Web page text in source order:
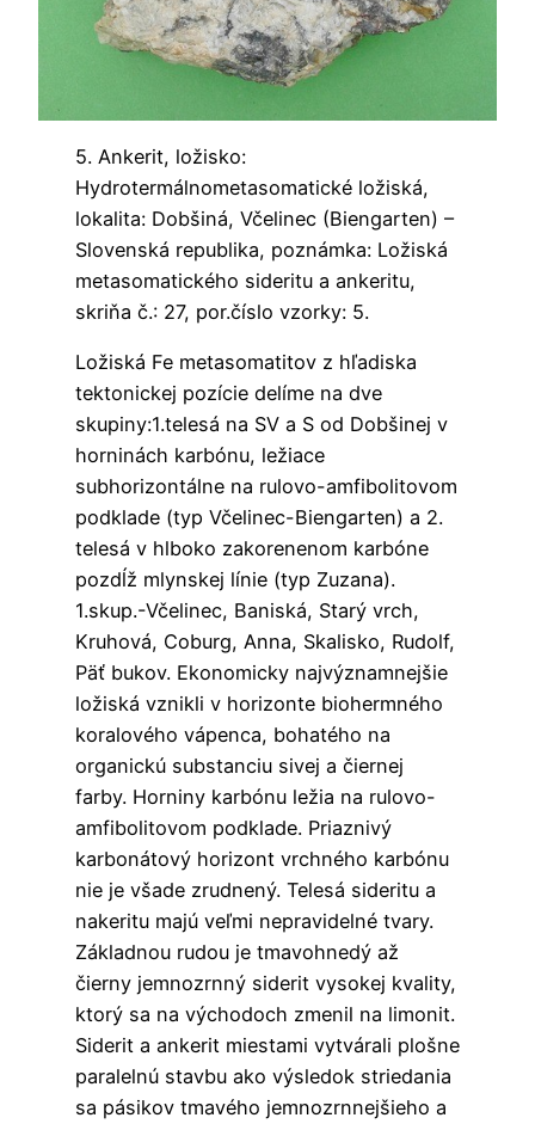
5. Ankerit, ložisko:
Hydrotermálnometasomatické ložiská,
lokalita: Dobšiná, Včelinec (Biengarten) –
Slovenská republika, poznámka: Ložiská
metasomatického sideritu a ankeritu,
skriňa č.: 27, por.číslo vzorky: 5.
Ložiská Fe metasomatitov z hľadiska
tektonickej pozície delíme na dve
skupiny:1.telesá na SV a S od Dobšinej v
horninách karbónu, ležiace
subhorizontálne na rulovo-amfibolitovom
podklade (typ Včelinec-Biengarten) a 2.
telesá v hlboko zakorenenom karbóne
pozdĺž mlynskej línie (typ Zuzana).
1.skup.-Včelinec, Baniská, Starý vrch,
Kruhová, Coburg, Anna, Skalisko, Rudolf,
Päť bukov. Ekonomicky najvýznamnejšie
ložiská vznikli v horizonte biohermného
koralového vápenca, bohatého na
organickú substanciu sivej a čiernej
farby. Horniny karbónu ležia na rulovo-
amfibolitovom podklade. Priaznivý
karbonátový horizont vrchného karbónu
nie je všade zrudnený. Telesá sideritu a
nakeritu majú veľmi nepravidelné tvary.
Základnou rudou je tmavohnedý až
čierny jemnozrnný siderit vysokej kvality,
ktorý sa na východoch zmenil na limonit.
Siderit a ankerit miestami vytvárali plošne
paralelnú stavbu ako výsledok striedania
sa pásikov tmavého jemnozrnnejšieho a